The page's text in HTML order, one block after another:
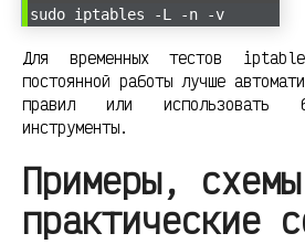
sudo iptables -L -n -v
Для временных тестов
постоянной работы лучше
правил или использовать
инструменты.
Примеры,
практические